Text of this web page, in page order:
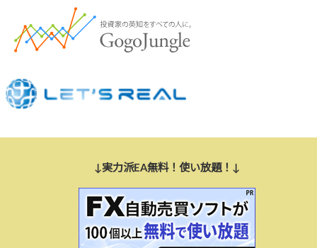
↓実力派EA無料！使い放題！↓